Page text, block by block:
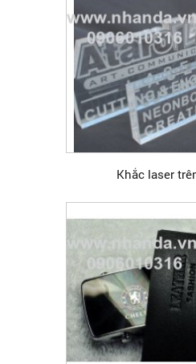
Khắc laser